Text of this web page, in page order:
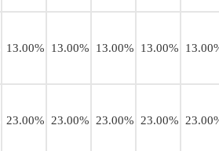
13.00% 13.00% 13.00% 13.00%
23.00% 23.00% 23.00% 23.00%